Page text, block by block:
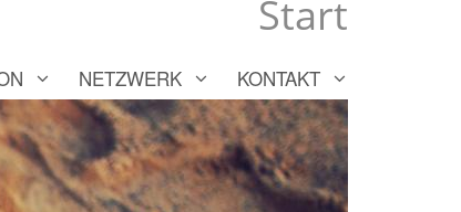
Start
NETZWERK KONTAKT